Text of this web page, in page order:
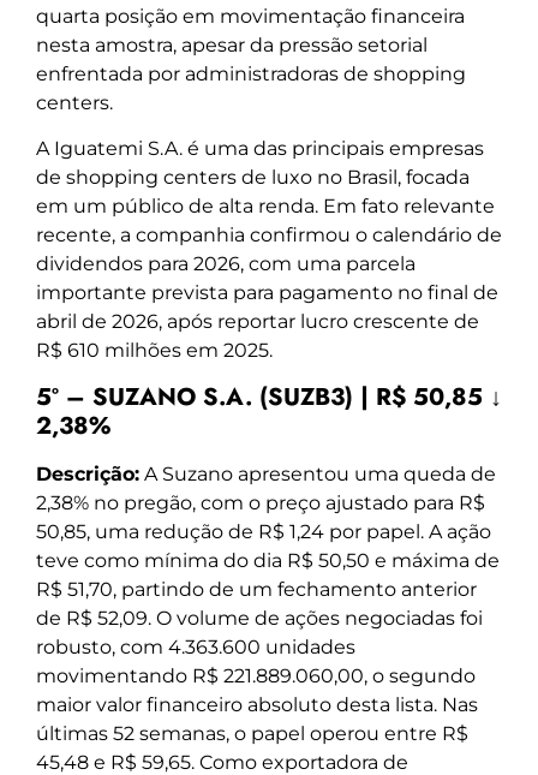
quarta posição em movimentação financeira
nesta amostra, apesar da pressão setorial
enfrentada por administradoras de shopping
centers.
A Iguatemi S.A. é uma das principais empresas
de shopping centers de luxo no Brasil, focada
em um público de alta renda. Em fato relevante
recente, a companhia confirmou o calendário de
dividendos para 2026, com uma parcela
importante prevista para pagamento no final de
abril de 2026, após reportar lucro crescente de
R$ 610 milhões em 2025.
5º – SUZANO S.A. (SUZB3) | R$ 50,85 ↓
2,38%
Descrição: A Suzano apresentou uma queda de
2,38% no pregão, com o preço ajustado para R$
50,85, uma redução de R$ 1,24 por papel. A ação
teve como mínima do dia R$ 50,50 e máxima de
R$ 51,70, partindo de um fechamento anterior
de R$ 52,09. O volume de ações negociadas foi
robusto, com 4.363.600 unidades
movimentando R$ 221.889.060,00, o segundo
maior valor financeiro absoluto desta lista. Nas
últimas 52 semanas, o papel operou entre R$
45,48 e R$ 59,65. Como exportadora de